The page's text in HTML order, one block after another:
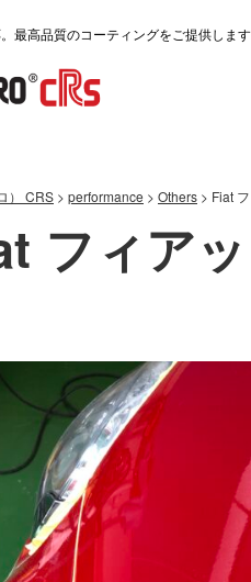
最高品質のコーティングをご提供します
） CRS > performance > Others > Fiat
フィア